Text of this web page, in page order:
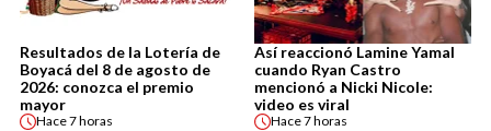
Resultados de la Lotería de
Boyacá del 8 de agosto de
2026: conozca el premio
mayor
Hace7 horas
Así reaccionó Lamine Yamal
cuando Ryan Castro
mencionó a Nicki Nicole:
video es viral
Hace7 horas